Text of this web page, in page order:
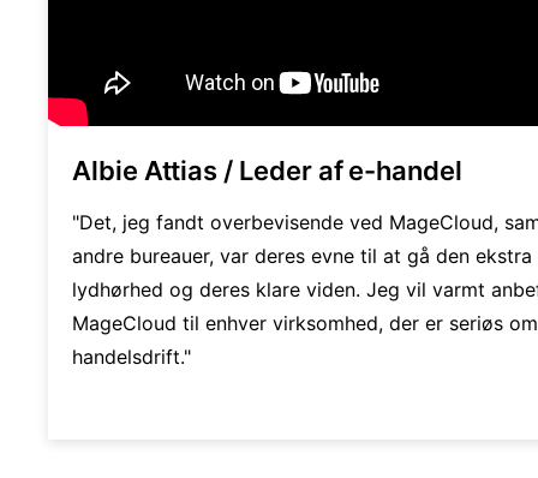
Albie Attias / Leder af e-handel
"Det, jeg fandt overbevisende ved MageCloud,
andre bureauer, var deres evne til at gå den ekstra
lydhørhed og deres klare viden. Jeg vil varmt
MageCloud til enhver virksomhed, der er seriøs
handelsdrift."